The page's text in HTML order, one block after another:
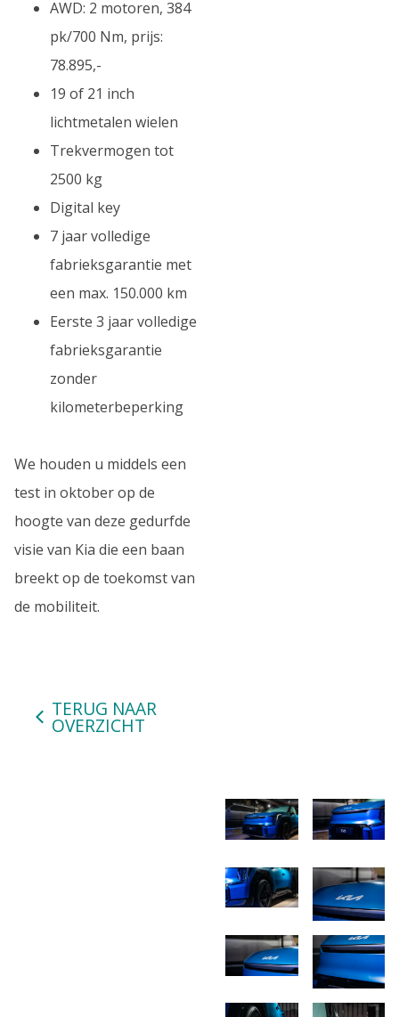
AWD: 2 motoren, 384
pk/700 Nm, prijs:
78.895,-
19 of 21 inch
lichtmetalen wielen
Trekvermogen tot
2500 kg
Digital key
7 jaar volledige
fabrieksgarantie met
een max. 150.000 km
Eerste 3 jaar volledige
fabrieksgarantie
zonder
kilometerbeperking
We houden u middels een
test in oktober op de
hoogte van deze gedurfde
visie van Kia die een baan
breekt op de toekomst van
de mobiliteit.
TERUG NAAR
OVERZICHT